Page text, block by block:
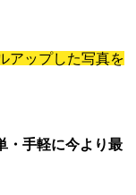
アップした写真を
・手軽に今より最